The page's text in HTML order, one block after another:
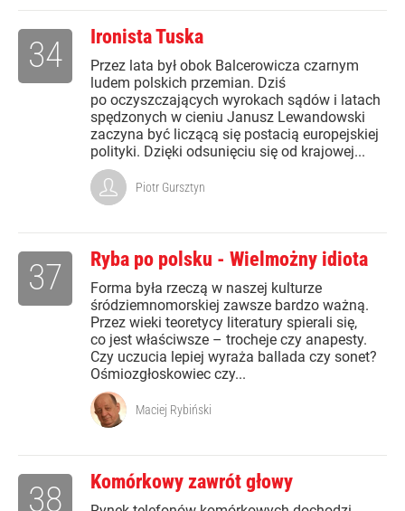
Ironista Tuska
Przez lata był obok Balcerowicza czarnym
ludem polskich przemian. Dziś
po oczyszczających wyrokach sądów i latach
spędzonych w cieniu Janusz Lewandowski
zaczyna być liczącą się postacią europejskiej
polityki. Dzięki odsunięciu się od krajowej...
34
Piotr Gursztyn
Ryba po polsku - Wielmożny idiota
Forma była rzeczą w naszej kulturze
śródziemnomorskiej zawsze bardzo ważną.
Przez wieki teoretycy literatury spierali się,
co jest właściwsze – trocheje czy anapesty.
Czy uczucia lepiej wyraża ballada czy sonet?
Ośmiozgłoskowiec czy...
37
Maciej Rybiński
Komórkowy zawrót głowy
38